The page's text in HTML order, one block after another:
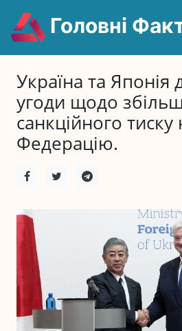
Головні
Україна та Японія
угоди щодо
санкційного тиску
Федерацію.